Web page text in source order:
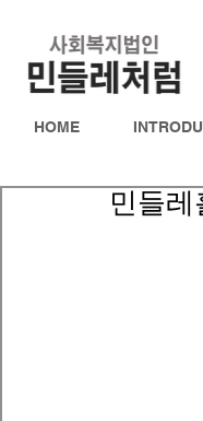
HOME
민들레